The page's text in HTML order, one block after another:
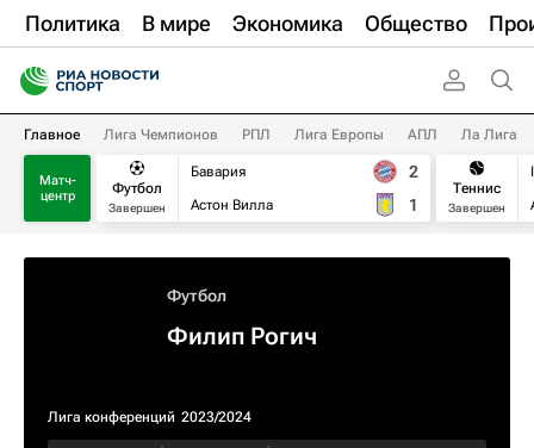
Политика В мире Экономика Общество
Главное Лига Чемпионов РПЛ Лига Европы АПЛ Ла Лига
Матч-
центр
Футбол
Завершен
Бавария
Астон Вилла
2
1
Теннис
Завершен
Футбол
Филип Рогич
Лига конференций 2023/2024